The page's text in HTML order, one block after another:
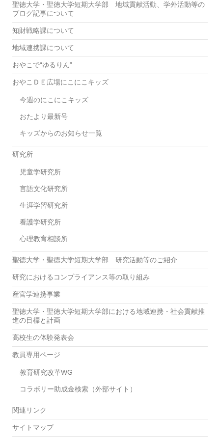
聖徳大学・聖徳大学短期大学部 地域貢献活動、学外活動等の
ブログ記事について
知財戦略課について
地域連携課について
おやこで“ゆるりん”
おやこＤＥ広場にこにこキッズ
今週のにこにこキッズ
おたより最新号
キッズからのお知らせ一覧
研究所
児童学研究所
言語文化研究所
生涯学習研究所
看護学研究所
心理教育相談所
聖徳大学・聖徳大学短期大学部 研究活動等のご紹介
研究におけるコンプライアンス等の取り組み
産官学連携事業
聖徳大学・聖徳大学短期大学部における地域連携・社会貢献推
進の目標と計画
高校生の体験発表会
教員専用ページ
教育研究改革WG
コラボリー助成金検索（外部サイト）
関連リンク
サイトマップ